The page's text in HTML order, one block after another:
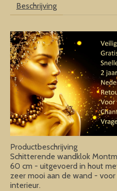
Beschrijving
Productbeschrijving
Schitterende wandklok
60 cm - uitgevoerd in hout
zeer mooi aan de wand -
interieur.